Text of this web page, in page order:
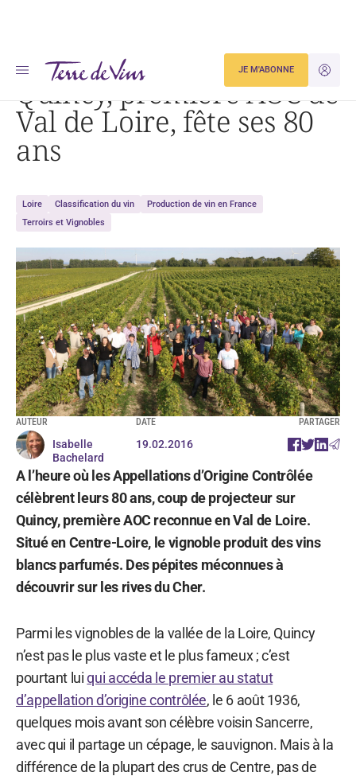
JE
JE M'ABONNE
Accueil Quincy, première AOC de Val de Loire, fête ses 80 ans
Quincy, première AOC de
Val de Loire, fête ses 80
ans
Loire Classification du vin
Production de vin en France
Terroirs et Vignobles
AUTEUR
Isabelle
Bachelard
DATE
19.02.2016
PARTAGER
A l’heure où les Appellations d’Origine Contrôlée
célèbrent leurs 80 ans, coup de projecteur sur
Quincy, première AOC reconnue en Val de Loire.
Situé en Centre-Loire, le vignoble produit des vins
blancs parfumés. Des pépites méconnues à
découvrir sur les rives du Cher.
Parmi les vignobles de la vallée de la Loire, Quincy
n’est pas le plus vaste et le plus fameux ; c’est
pourtant luiqui accéda le premier au statut
d’appellation d’origine contrôlée, le 6 août 1936,
quelques mois avant son célèbre voisin Sancerre,
avec qui il partage un cépage, le sauvignon. Mais à la
différence de la plupart des crus de Centre, pas de